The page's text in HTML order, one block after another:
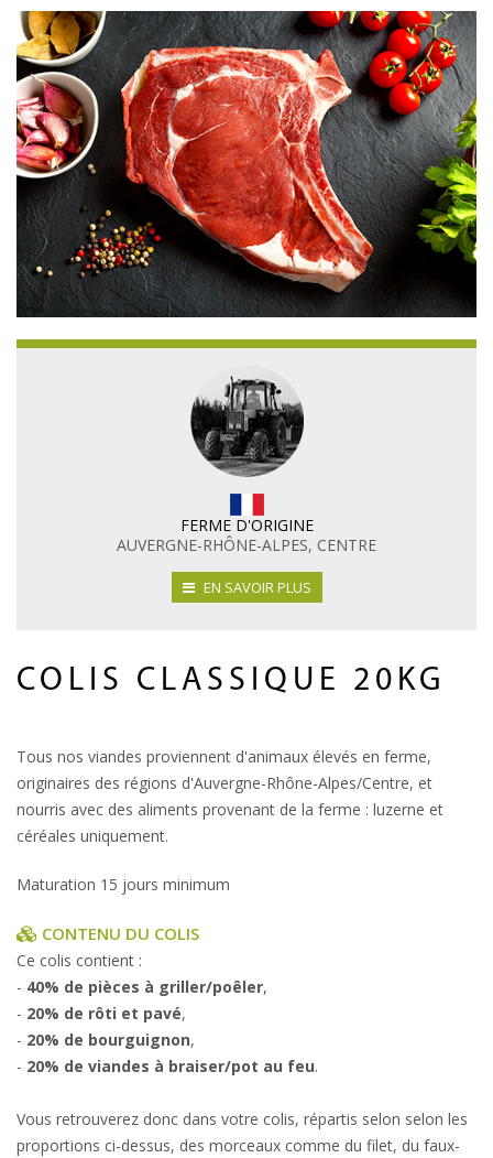
FERME D'ORIGINE
AUVERGNE-RHÔNE-ALPES, CENTRE
EN SAVOIR PLUS
COLIS CLASSIQUE 20KG
Tous nos viandes proviennent d'animaux élevés en ferme,
originaires des régions d'Auvergne-Rhône-Alpes/Centre, et
nourris avec des aliments provenant de la ferme : luzerne et
céréales uniquement.
Maturation 15 jours minimum
CONTENU DU COLIS
Ce colis contient :
- 40% de pièces à griller/poêler,
- 20% de rôti et pavé,
- 20% de bourguignon,
- 20% de viandes à braiser/pot au feu.
Vous retrouverez donc dans votre colis, répartis selon selon les
proportions ci-dessus, des morceaux comme du filet, du faux-